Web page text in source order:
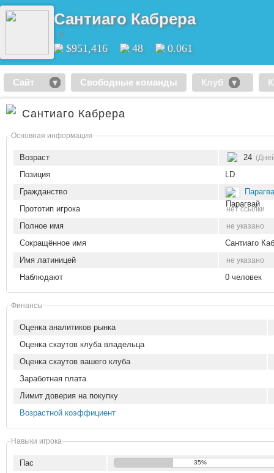
Сантиаго Кабрера
LD
$951,416 48 0.061
Сайт Свободные команды Клуб
Сантиаго Кабрера
Основная информация
Возраст 24
Позиция
LD
Гражданство
Прототип игрока
нет ссылки
Полное имя не указано
Сокращённое имя
Сантиаго
Имя латиницей
не указано
Наблюдают 0 человек
Финансы
Оценка аналитиков рынка
Оценка скаутов клуба владельца
Оценка скаутов вашего клуба
Заработная плата
Лимит доверия на покупку
Возрастной коэффициент
Навыки игрока
Пас 35%